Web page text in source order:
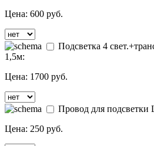
Цена: 600 руб.
Подсветка 4
1,5м:
Цена: 1700 руб.
Провод для подсветки
Цена: 250 руб.